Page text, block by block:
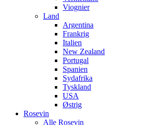
Viognier
Land
Argentina
Frankrig
Italien
New Zealand
Portugal
Spanien
Sydafrika
Tyskland
USA
Østrig
Rosevin
Alle Rosevin